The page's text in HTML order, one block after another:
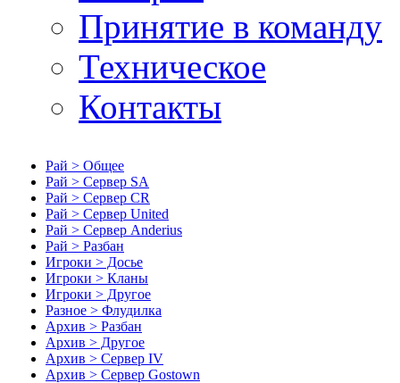
Принятие в команду
Техническое
Контакты
Рай > Общее
Рай > Сервер SA
Рай > Сервер CR
Рай > Сервер United
Рай > Сервер Anderius
Рай > Разбан
Игроки > Досье
Игроки > Кланы
Игроки > Другое
Разное > Флудилка
Архив > Разбан
Архив > Другое
Архив > Сервер IV
Архив > Сервер Gostown